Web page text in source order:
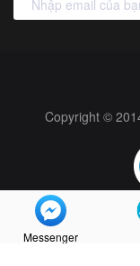
Copyright ©
Messenger